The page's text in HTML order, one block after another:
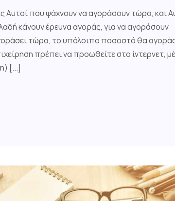
Αυτοί που ψάχνουν να αγοράσουν τώρα, και
κάνουν έρευνα αγοράς, για να αγοράσουν
τώρα, το υπόλοιπο ποσοστό θα
πρέπει να προωθείτε στο ίντερνετ,
[...]